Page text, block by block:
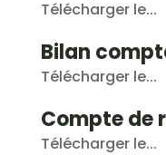
Télécharger le...
Bilan
Télécharger le...
Compte de
Télécharger le...